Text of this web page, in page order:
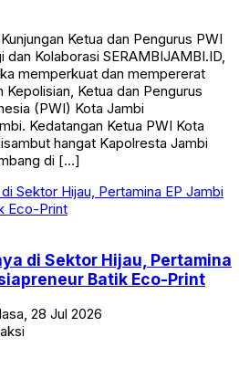
Kolaborasi SERAMBIJAMBI.ID,
memperkuat dan mempererat
Kepolisian, Ketua dan Pengurus
(PWI) Kota Jambi
Kedatangan Ketua PWI Kota
hangat Kapolresta Jambi
di […]
Batik Eco-Print